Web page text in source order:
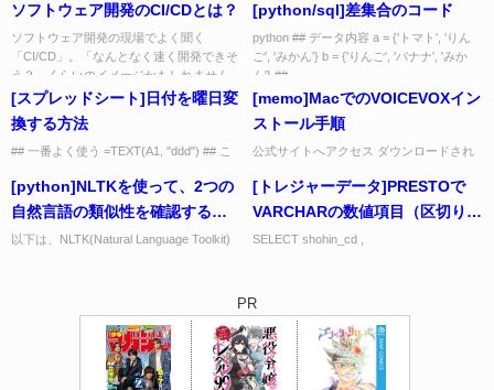
ソフトウェア開発のCI/CDとは？
ソフトウェア開発の現場でよく聞く
「CI/CD」。「なんとなく速く開発できそ
う？」くらいのイメージかもしれません
ね。これは、開発をもっと速く、...
[python/sql]差集合のコード
python ## データ内容 a = {'トマト', 'りん
ご', 'みかん'} b = {'りんご', 'バナナ', 'みか
ん'} ##...
[スプレッドシート]日付を曜日変
換する方法
## 一番よく使う =TEXT(A1, "ddd") ## こ
=CHOOSE(WEEKDAY(A1), "日", "月...
[memo]MacでのVOICEVOXイン
ストール手順
公式サイトへアクセス ダウンロードされ
VOICEVOXを起動する。 この時、セキュ
リティのチェックで開け...
[python]NLTKを使って、2つの
自然言語の類似性を確認する方
法
以下は、NLTK(Natural Language Toolkit)
[トレジャーデータ]PRESTOで
VARCHARの数値項目（区切り文
字付き）があった場合に除外し
SELECT shohin_cd ,
PR